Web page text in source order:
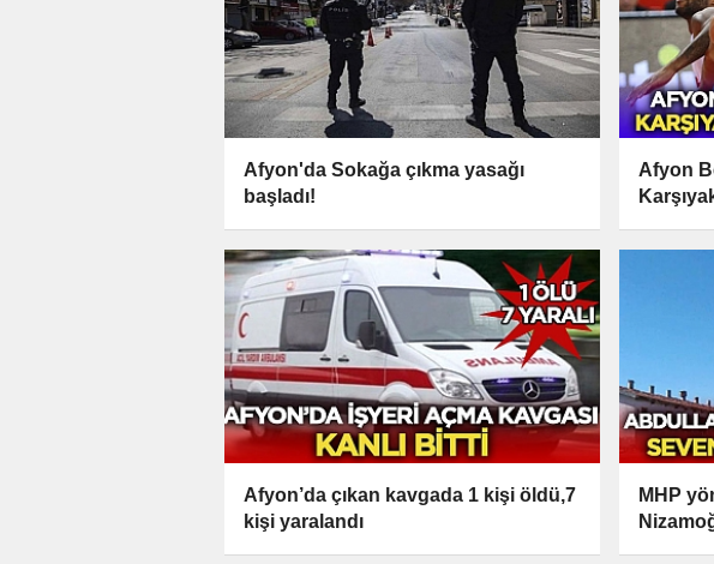
Afyon'da Sokağa çıkma yasağı
başladı!
Afyon
Afyon’da çıkan kavgada 1 kişi öldü,7
kişi yaralandı
MHP